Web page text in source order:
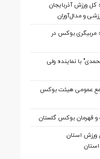
کل ورزش آذربایجان
و مدال‌آوران
مربیگری بوکس در
با نماینده ولی
عمومی هیئت بوکس
قهرمان بوکس گلستان
ورزش استان